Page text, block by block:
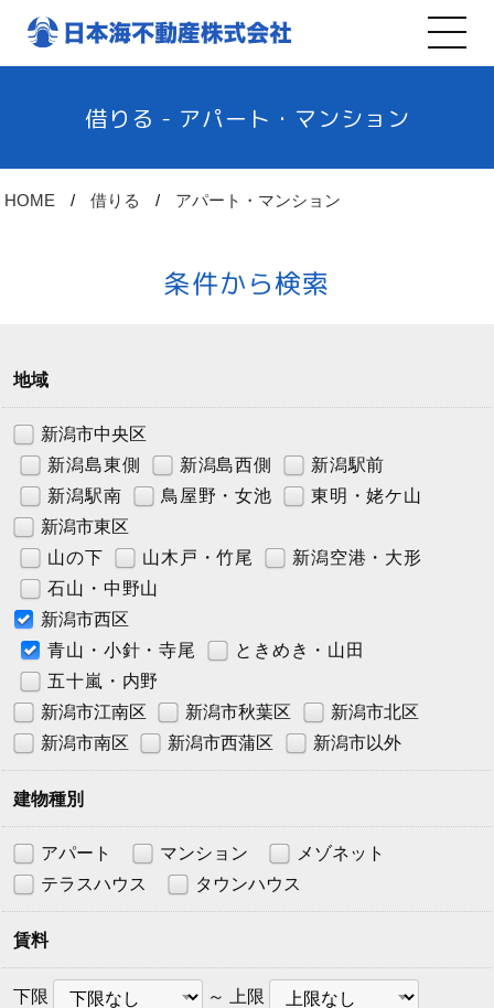
借りる - アパート・マンション
HOME 借りる アパート・マンション
条件から検索
地域
新潟市中央区
新潟島東側
新潟島西側
新潟駅前
新潟駅南
鳥屋野・女池
東明・姥ケ山
新潟市東区
山の下
山木戸・竹尾
新潟空港・大形
石山・中野山
新潟市西区
青山・小針・寺尾
ときめき・山田
五十嵐・内野
新潟市江南区
新潟市秋葉区
新潟市北区
新潟市南区
新潟市西蒲区 新潟市以外
建物種別
アパート マンション
メゾネット
テラスハウス
タウンハウス
賃料
賃
下限 ～
賃
上限